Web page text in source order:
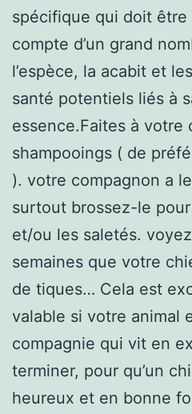
spécifique qui doit
compte d’un grand
l’espèce, la acabit et
santé potentiels liés à
essence.Faites à votre
shampooings ( de
). votre compagnon a
surtout brossez-le
et/ou les saletés.
semaines que votre
de tiques… Cela est
valable si votre animal
compagnie qui vit en
terminer, pour qu’un
heureux et en bonne